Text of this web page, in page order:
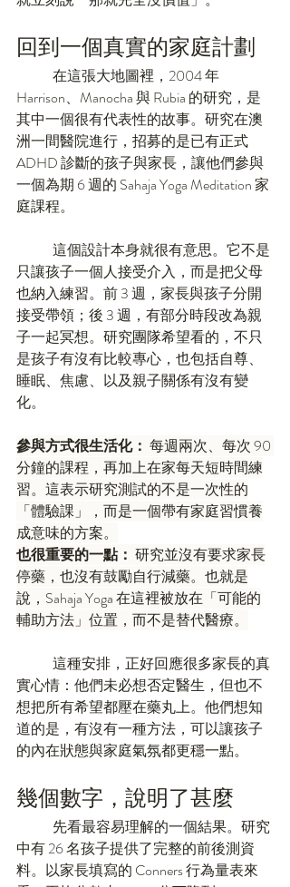
回到一個真實的家庭計劃
Harrison、Manocha 與 Rubia 的研究，是
其中一個很有代表性的故事。研究在澳
洲一間醫院進行，招募的是已有正式
ADHD 診斷的孩子與家長，讓他們參與
一個為期 6 週的 Sahaja Yoga Meditation 家
庭課程。
只讓孩子一個人接受介入，而是把父母
也納入練習。前 3 週，家長與孩子分開
接受帶領；後 3 週，有部分時段改為親
子一起冥想。研究團隊希望看的，不只
是孩子有沒有比較專心，也包括自尊、
睡眠、焦慮、以及親子關係有沒有變
化。
參與方式很生活化： 每週兩次、每次 90
分鐘的課程，再加上在家每天短時間練
習。這表示研究測試的不是一次性的
「體驗課」，而是一個帶有家庭習慣養
成意味的方案。
也很重要的一點： 研究並沒有要求家長
停藥，也沒有鼓勵自行減藥。也就是
說，Sahaja Yoga 在這裡被放在「可能的
輔助方法」位置，而不是替代醫療。
實心情：他們未必想否定醫生，但也不
想把所有希望都壓在藥丸上。他們想知
道的是，有沒有一種方法，可以讓孩子
的內在狀態與家庭氣氛都更穩一點。
幾個數字，說明了甚麼
中有 26 名孩子提供了完整的前後測資
料。以家長填寫的 Conners 行為量表來